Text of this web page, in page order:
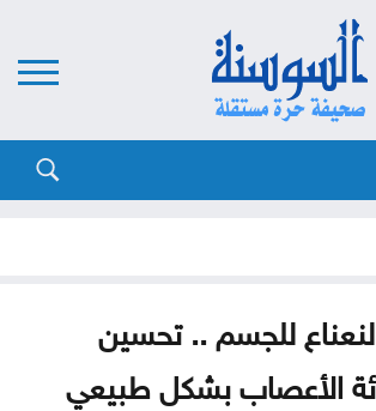
للجسم .. تحسين
الأعصاب بشكل طبيعي